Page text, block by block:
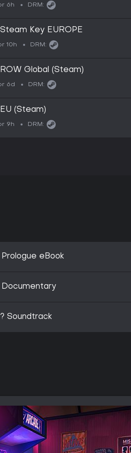
6h DRM:
Key EUROPE
10h DRM:
Global (Steam)
6d DRM:
(Steam)
9h DRM:
Prologue eBook
Documentary
Soundtrack